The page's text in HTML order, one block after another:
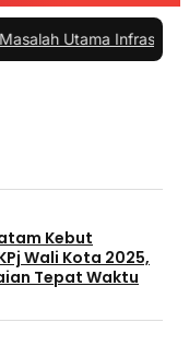
Utama Infrastruktur
Kebut
Wali Kota 2025,
Tepat Waktu